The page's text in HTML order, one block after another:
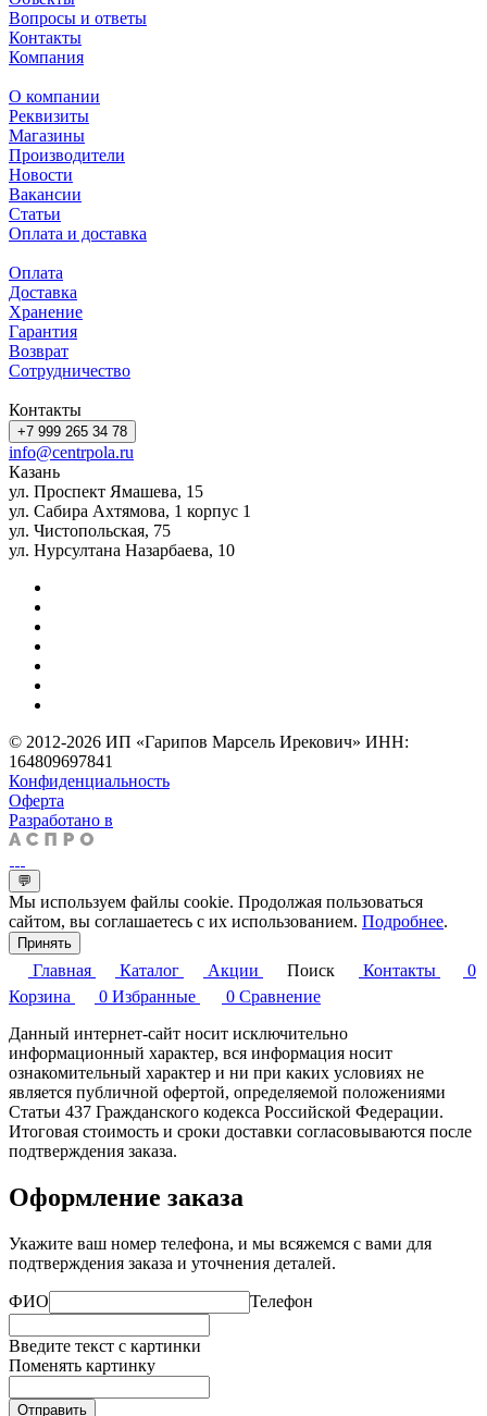
Вопросы и ответы
Контакты
Компания
О компании
Реквизиты
Магазины
Производители
Новости
Вакансии
Статьи
Оплата и доставка
Оплата
Доставка
Хранение
Гарантия
Возврат
Сотрудничество
Контакты
+7 999 265 34 78
info@centrpola.ru
Казань
ул. Проспект Ямашева, 15
ул. Сабира Ахтямова, 1 корпус 1
ул. Чистопольская, 75
ул. Нурсултана Назарбаева, 10
© 2012-2026 ИП «Гарипов Марсель Ирекович» ИНН:
164809697841
Конфиденциальность
Оферта
Разработано в
💬
Мы используем файлы cookie. Продолжая пользоваться
сайтом, вы соглашаетесь с их использованием. Подробнее.
Принять
Главная Каталог Акции Поиск Контакты
0
Корзина
0 Избранные 0 Сравнение
Данный интернет-сайт носит исключительно
информационный характер, вся информация носит
ознакомительный характер и ни при каких условиях не
является публичной офертой, определяемой положениями
Статьи 437 Гражданского кодекса Российской Федерации.
Итоговая стоимость и сроки доставки согласовываются после
подтверждения заказа.
Оформление заказа
Укажите ваш номер телефона, и мы всяжемся с вами для
подтверждения заказа и уточнения деталей.
ФИО Телефон
Введите текст с картинки
Поменять картинку
Отправить